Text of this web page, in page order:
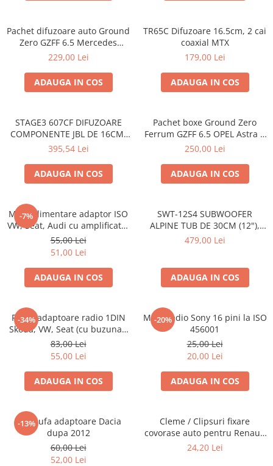
Pachet difuzoare auto Ground
Zero GZFF 6.5 Mercedes
Vito/Viano/Sprinter
229,00 Lei
ADAUGA IN COS
TR65C Difuzoare 16.5cm, 2 cai
coaxial MTX
179,00 Lei
ADAUGA IN COS
STAGE3 607CF DIFUZOARE
COMPONENTE JBL DE 16CM,
50W RMS
395,54 Lei
ADAUGA IN COS
Pachet boxe Ground Zero
Ferrum GZFF 6.5 OPEL Astra J,
Astra K
250,00 Lei
ADAUGA IN COS
-7%
Mufa alimentare adaptor ISO
VW, Seat, Audi cu amplificator
antena
55,00 Lei
51,00 Lei
ADAUGA IN COS
SWT-12S4 SUBWOOFER
ALPINE TUB DE 30CM (12"),
1000W
479,00 Lei
ADAUGA IN COS
-34%
Rama adaptoare radio 1DIN
Skoda, VW, Seat (cu buzunar)
40.145
83,00 Lei
55,00 Lei
ADAUGA IN COS
-20%
Mufa radio Sony 16 pini la ISO
456001
25,00 Lei
20,00 Lei
ADAUGA IN COS
-13%
Set mufa adaptoare Dacia
dupa 2012
60,00 Lei
52,00 Lei
Cleme / Clipsuri fixare
covorase auto pentru Renault
/ Nissan
24,20 Lei